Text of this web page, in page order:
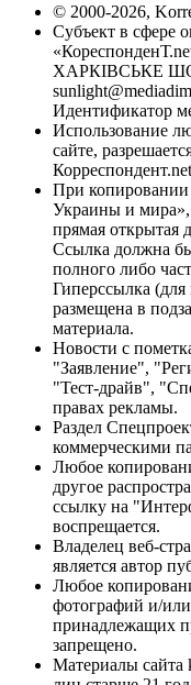
© 2000-2026,
Субъект в сфере
ХАРКІВСЬКЕ
Идентификатор
Использование
сайте,
При копировании
Украины и мира»,
прямая открытая
Ссылка должна
полного либо
Гиперссылка
размещена в
материала.
Новости с
"Заявление",
"Тест-драйв",
правах рекламы.
Раздел
коммерческими
Любое
другое
ссылку на
воспрещается.
Владелец веб-
является автор
Любое
фотографий и/
принадлежащих
запрещено.
Материалы сайта